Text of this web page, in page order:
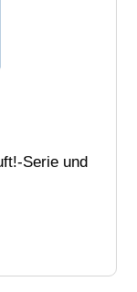
Serie und